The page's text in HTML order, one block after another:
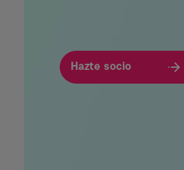
Hazte socio